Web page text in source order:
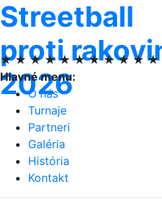
Streetball
proti
2026
★ ★ ★ ★ ★ ★ ★ ★ ★ ★
Hlavné menu:
O nás
Turnaje
Partneri
Galéria
História
Kontakt